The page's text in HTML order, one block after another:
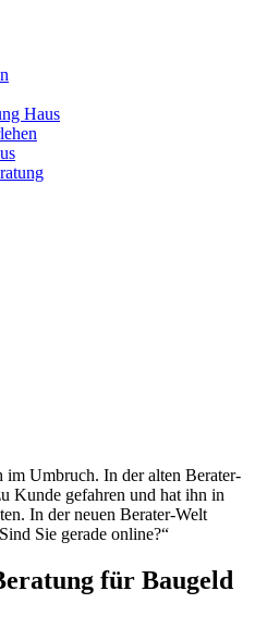
Haus
Umbruch. In der alten Berater-
Kunde gefahren und hat ihn in
In der neuen Berater-Welt
Sie gerade online?“
für Baugeld